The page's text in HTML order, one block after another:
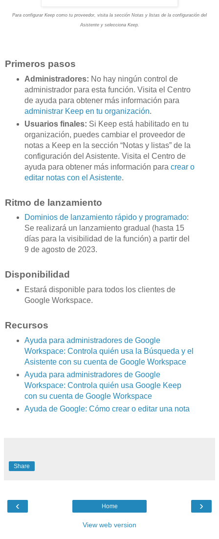
Para configurar Keep como tu proveedor, visita la sección Notas y listas de la configuración del
Asistente y selecciona Keep.
Primeros pasos
Administradores: No hay ningún control de
administrador para esta función. Visita el Centro
de ayuda para obtener más información para
administrar Keep en tu organización.
Usuarios finales: Si Keep está habilitado en tu
organización, puedes cambiar el proveedor de
notas a Keep en la sección “Notas y listas” de la
configuración del Asistente. Visita el Centro de
ayuda para obtener más información para crear o
editar notas con el Asistente.
Ritmo de lanzamiento
Dominios de lanzamiento rápido y programado:
Se realizará un lanzamiento gradual (hasta 15
días para la visibilidad de la función) a partir del
9 de agosto de 2023.
Disponibilidad
Estará disponible para todos los clientes de
Google Workspace.
Recursos
Ayuda para administradores de Google
Workspace: Controla quién usa la Búsqueda y el
Asistente con su cuenta de Google Workspace
Ayuda para administradores de Google
Workspace: Controla quién usa Google Keep
con su cuenta de Google Workspace
Ayuda de Google: Cómo crear o editar una nota
Share
‹ ›
Home
View web version